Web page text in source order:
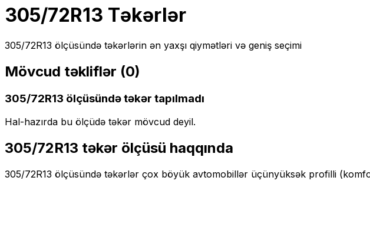
305/72R13 Təkərlər
305/72R13 ölçüsündə təkərlərin ən yaxşı qiymətləri və geniş seçimi
Mövcud təkliflər (0)
305/72R13 ölçüsündə təkər tapılmadı
Hal-hazırda bu ölçüdə təkər mövcud deyil.
305/72R13 təkər ölçüsü haqqında
305/72R13 ölçüsündə təkərlər çox böyük avtomobillər üçünyüksək profilli